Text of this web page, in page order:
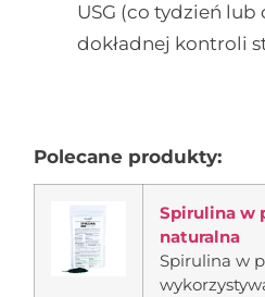
USG (co tydzień lub
dokładnej kontroli
Polecane produkty:
Spirulina w
naturalna
Spirulina w